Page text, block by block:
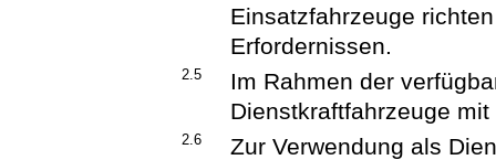
Einsatzfahrzeuge
Erfordernissen.
2.5
Im Rahmen der
Dienstkraftfahrzeuge
2.6
Zur Verwendung als